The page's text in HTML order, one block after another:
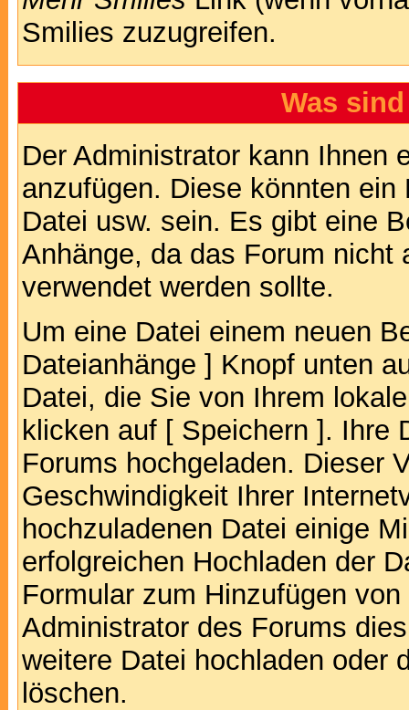
Smilies zuzugreifen.
Was
Der Administrator kann Ihnen
anzufügen. Diese könnten
Datei usw. sein. Es gibt eine
Anhänge, da das Forum nicht
verwendet werden sollte.
Um eine Datei einem neuen
Dateianhänge ] Knopf unten
Datei, die Sie von Ihrem
klicken auf [ Speichern ]. Ihre
Forums hochgeladen. Dieser
Geschwindigkeit Ihrer
hochzuladenen Datei einige
erfolgreichen Hochladen der
Formular zum Hinzufügen
Administrator des Forums
weitere Datei hochladen oder
löschen.